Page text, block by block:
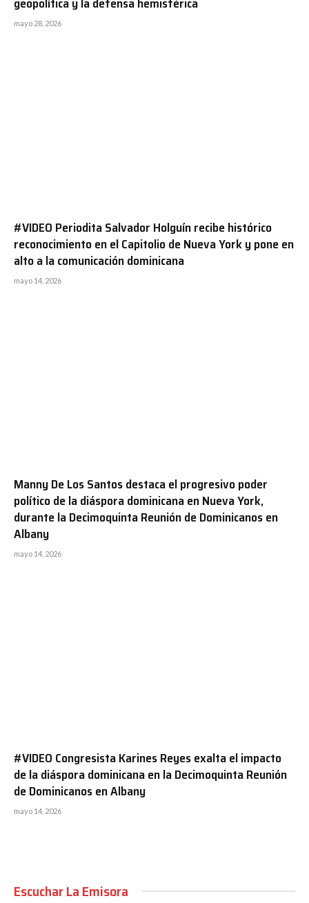
mayo 28, 2026
#VIDEO Periodita Salvador Holguín recibe histórico
reconocimiento en el Capitolio de Nueva York y pone en
alto a la comunicación dominicana
mayo 14, 2026
Manny De Los Santos destaca el progresivo poder
político de la diáspora dominicana en Nueva York,
durante la Decimoquinta Reunión de Dominicanos en
Albany
mayo 14, 2026
#VIDEO Congresista Karines Reyes exalta el impacto
de la diáspora dominicana en la Decimoquinta Reunión
de Dominicanos en Albany
mayo 14, 2026
Escuchar La Emisora